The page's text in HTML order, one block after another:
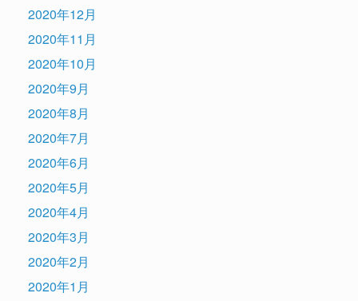
2020年12月
2020年11月
2020年10月
2020年9月
2020年8月
2020年7月
2020年6月
2020年5月
2020年4月
2020年3月
2020年2月
2020年1月